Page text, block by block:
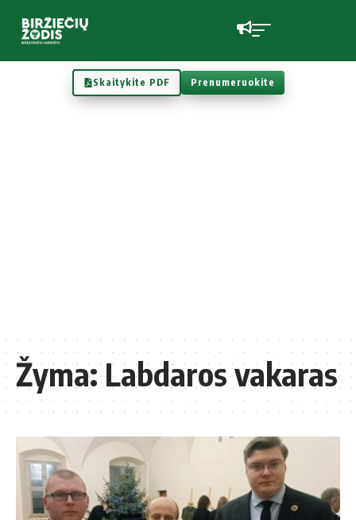
Skaitykite PDF Prenumeruokite
Žyma:Labdaros vakaras